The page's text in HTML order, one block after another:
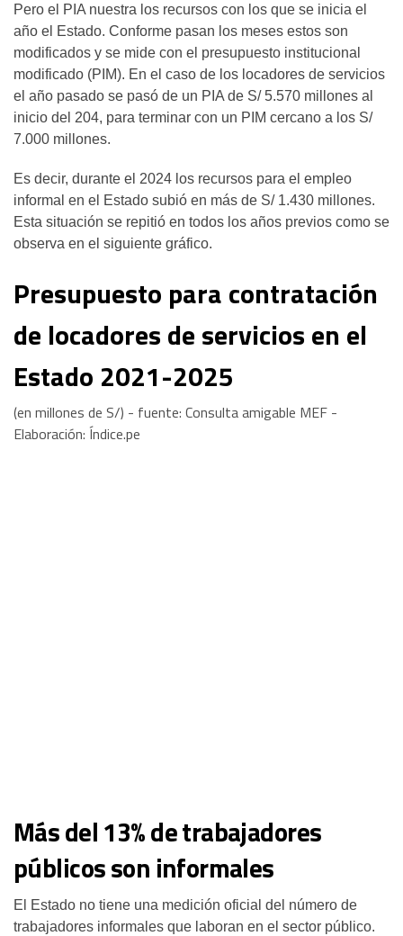
Pero el PIA nuestra los recursos con los que se inicia el
año el Estado. Conforme pasan los meses estos son
modificados y se mide con el presupuesto institucional
modificado (PIM). En el caso de los locadores de servicios
el año pasado se pasó de un PIA de S/ 5.570 millones al
inicio del 204, para terminar con un PIM cercano a los S/
7.000 millones.
Es decir, durante el 2024 los recursos para el empleo
informal en el Estado subió en más de S/ 1.430 millones.
Esta situación se repitió en todos los años previos como se
observa en el siguiente gráfico.
Presupuesto para contratación
de locadores de servicios en el
Estado 2021-2025
(en millones de S/) - fuente: Consulta amigable MEF -
Elaboración: Índice.pe
Más del 13% de trabajadores
públicos son informales
El Estado no tiene una medición oficial del número de
trabajadores informales que laboran en el sector público.